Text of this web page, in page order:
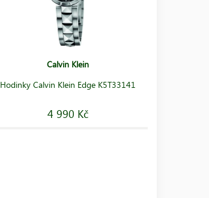
Calvin Klein
Hodinky Calvin Klein Edge K5T33141
4 990 Kč